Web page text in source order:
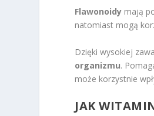
Flawonoidy mają
natomiast mogą
Dzięki wysokiej
organizmu.
może korzystnie
JAK